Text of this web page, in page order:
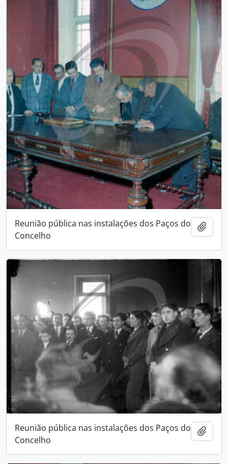
Reunião pública nas instalações dos Paços do
Concelho
Reunião pública nas instalações dos Paços do
Concelho